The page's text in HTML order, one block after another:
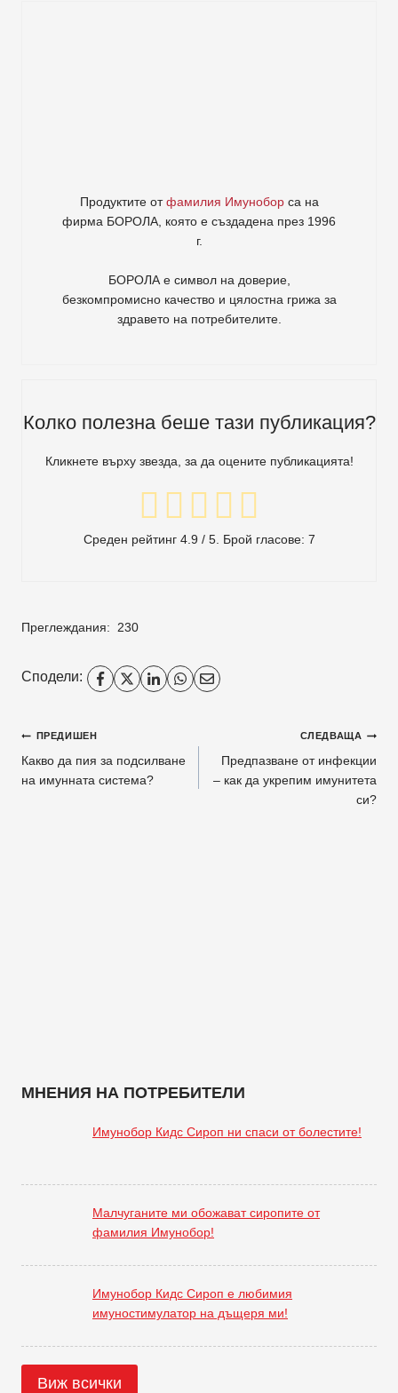
Продуктите отфамилия Имуноборса на
фирма БОРОЛА , която е създадена през 1996
г.
БОРОЛА е символ на доверие,
безкомпромисно качество и цялостна грижа за
здравето на потребителите.
Колко полезна беше тази публикация?
Кликнете върху звезда, за да оцените публикацията!
Среден рейтинг 4.9 / 5. Брой гласове: 7
Преглеждания: 230
Сподели:
Навигация
ПРЕДИШЕН
Какво да пия за подсилване
на имунната система?
СЛЕДВАЩА
Предпазване от инфекции
– как да укрепим имунитета
си?
МНЕНИЯ НА ПОТРЕБИТЕЛИ
Имунобор Кидс Сироп ни спаси от болестите!
Малчуганите ми обожават сиропите от
фамилия Имунобор!
Имунобор Кидс Сироп е любимия
имуностимулатор на дъщеря ми!
Виж всички